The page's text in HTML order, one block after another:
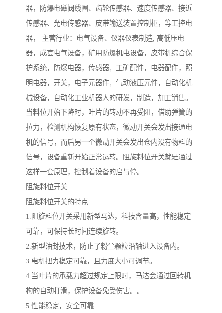
器，防爆电磁阀线圈、齿轮传感器、速度传感器、接近
传感器、光电传感器、皮带输送装置控制柜，等工控电
器， 主营行业：电气设备、仪器仪表制造, 高低压电
器，成套电气设备，矿用防爆机电设备，皮带机综合保
护系统，防爆电器，传感器，工矿配件，电器配件，照
明电器，开关，电子元器件，气动液压元件，自动化机
械设备，自动化工业机器人的研发，制造，加工销售。
当料位开始下降时，叶片的转动不再受阻，借助弹簧的
拉力，检测机构恢复原有状态，微动开关会发出接通电
机的信号，而后另一个微动开关会发出仓内没有物料的
信号，设备重新开始正常运转。阻旋料位开关就是通过
这样一套原理，控制着设备的启与停。
阻旋料位开关
阻旋料位开关的特点
1.阻旋料位开关采用新型马达，科技含量高，性能稳定
可靠，可保持长时间连续旋转。
2.新型油封技术，防止了粉尘颗粒沿轴进入设备内。
3.电机扭力稳定可靠，且力度大小可调节。
4.当叶片的承载力超过规定上限时，马达会通过回转机
构的自动打滑，保护设备免受伤害。。
5.性能稳定，安全可靠